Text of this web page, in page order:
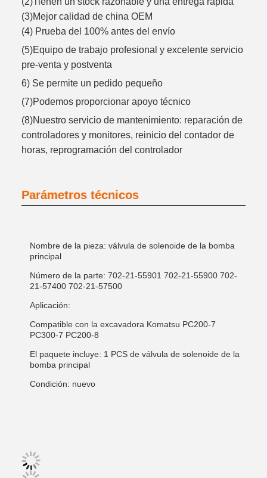
(3)Mejor calidad de china OEM
(4) Prueba del 100% antes del envío
(5)Equipo de trabajo profesional y excelente servicio
pre-venta y postventa
6) Se permite un pedido pequeño
(7)Podemos proporcionar apoyo técnico
(8)Nuestro servicio de mantenimiento: reparación de
controladores y monitores, reinicio del contador de
horas, reprogramación del controlador
Parámetros técnicos
Nombre de la pieza: válvula de solenoide de la bomba
principal
Número de la parte: 702-21-55901 702-21-55900 702-
21-57400 702-21-57500
Aplicación:
Compatible con la excavadora Komatsu PC200-7
PC300-7 PC200-8
El paquete incluye: 1 PCS de válvula de solenoide de la
bomba principal
Condición: nuevo